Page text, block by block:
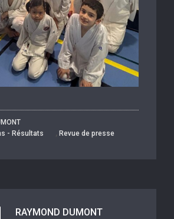
- Résultats
, Revue de presse
RAYMOND DUMONT